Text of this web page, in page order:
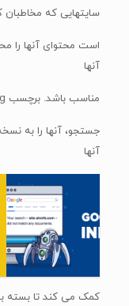
سایتهایی که
است محتوای آنها را
آنها
مناسب باشد. برچسب hreflang با استفاده از یک سیگنال در موتورهای
جستجو، آنها را به
آنها
کمک می کند تا بسته